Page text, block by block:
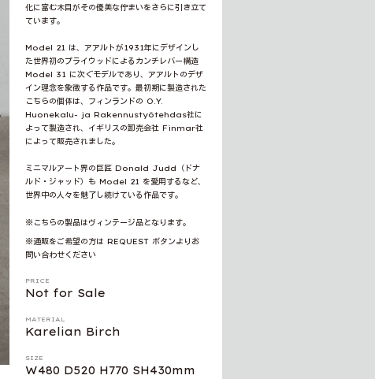
化に富む木目がその優美な佇まいをさらに引き立て
ています。
Model 21 は、アアルトが1931年にデザインし
た世界初のプライウッドによるカンチレバー構造
Model 31 に次ぐモデルであり、アアルトのデザ
イン理念を象徴する作品です。最初期に製造された
こちらの個体は、フィンランドの O.Y.
Huonekalu- ja Rakennustyötehdas社に
よって製造され、イギリスの卸売会社 Finmar社
によって販売されました。
ミニマルアート界の巨匠 Donald Judd（ドナ
ルド・ジャッド）も Model 21 を愛用するなど、
世界中の人々を魅了し続けている作品です。
※こちらの製品はヴィンテージ品となります。
※通販をご希望の方は REQUEST ボタンよりお
問い合わせください
PRICE
Not for Sale
MATERIAL
Karelian Birch
SIZE
W480 D520 H770 SH430mm